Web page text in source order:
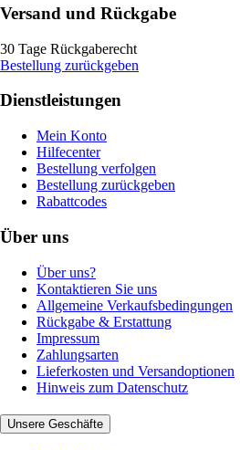
Versand und Rückgabe
30 Tage Rückgaberecht
Bestellung zurückgeben
Dienstleistungen
Mein Konto
Hilfecenter
Bestellung verfolgen
Bestellung zurückgeben
Rabattcodes
Über uns
Über uns?
Kontaktieren Sie uns
Allgemeine Verkaufsbedingungen
Rückgabe & Erstattung
Impressum
Zahlungsarten
Lieferkosten und Versandoptionen
Hinweis zum Datenschutz
Unsere Geschäfte